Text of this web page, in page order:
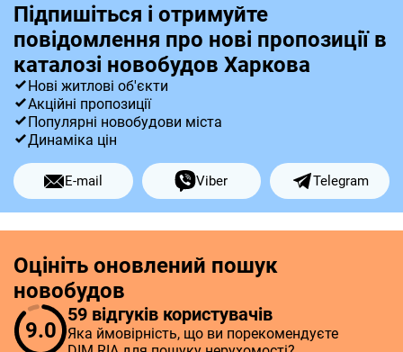
Підпишіться і отримуйте
повідомлення про нові пропозиції в
каталозі новобудов Харкова
Нові житлові об'єкти
Акційні пропозиції
Популярні новобудови міста
Динаміка цін
E-mail Viber Telegram
Оцініть оновлений пошук
новобудов
9.0
59 відгуків користувачів
Яка ймовірність, що ви порекомендуєте